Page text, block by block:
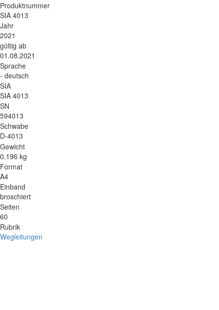
Produktnummer
SIA 4013
Jahr
2021
gültig ab
01.08.2021
Sprache
- deutsch
SIA
SIA 4013
SN
594013
Schwabe
D-4013
Gewicht
0.196 kg
Format
A4
Einband
broschiert
Seiten
60
Rubrik
Wegleitungen